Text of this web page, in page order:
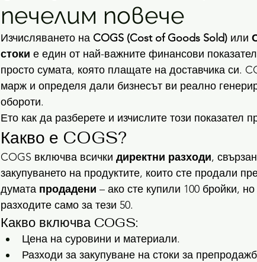
печелим повече
Изчисляването на COGS (Cost of Goods Sold) или
стоки е един от най-важните финансови
просто сумата, която плащате на доставчика си.
марж и определя дали бизнесът ви реално
обороти.
Ето как да разберете и изчислите този показател
Какво е COGS?
COGS включва всички директни разходи,
закупуването на продуктите, които сте продали
думата продадени – ако сте купили 100 бройки,
разходите само за тези 50.
Какво включва COGS:
Цена на суровини и материали.
Разходи за закупуване на стоки за